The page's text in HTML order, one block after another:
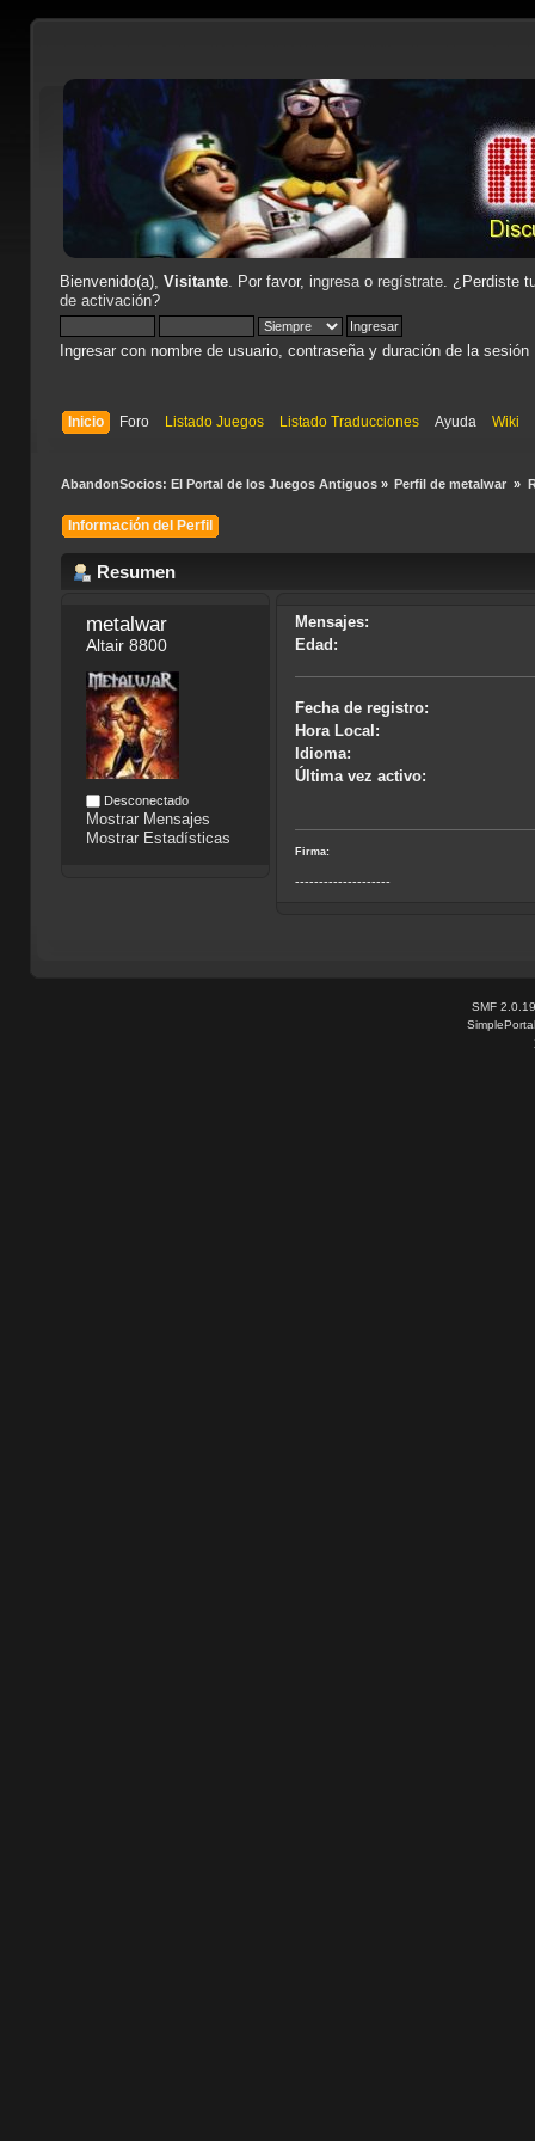
Bienvenido(a), Visitante. Por favor, ingresao regístrate. ¿Perdiste
de activación?
Ingresar con nombre de usuario, contraseña y duración de la sesión
Inicio Foro Listado Juegos Listado Traducciones Ayuda Wiki
AbandonSocios: El Portal de los Juegos Antiguos» Perfil de metalwar »
Información del Perfil
Resumen
metalwar
Altair 8800
Desconectado
Mostrar Mensajes
Mostrar Estadísticas
Mensajes:
Edad:
Fecha de registro:
Hora Local:
Idioma:
Última vez activo:
Firma:
--------------------
SMF 2.0.19